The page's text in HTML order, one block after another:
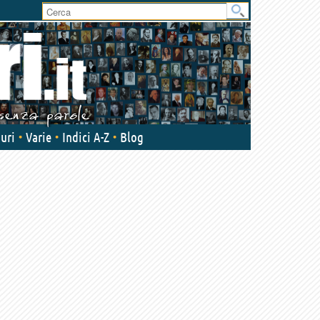
User
area
Varie Indici A-Z Blog